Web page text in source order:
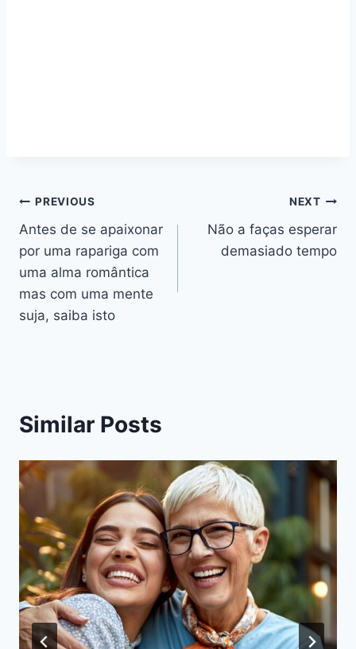
Navegação
de
artigos
PREVIOUS
Antes de se apaixonar
por uma rapariga com
uma alma romântica
mas com uma mente
suja, saiba isto
NEXT
Não a faças esperar
demasiado tempo
Similar Posts